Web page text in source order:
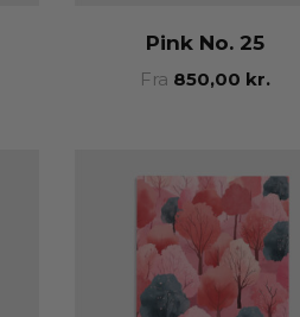
Pink No. 25
Fra 850,00 kr.